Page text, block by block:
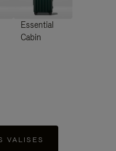
Essential
Cabin
VALISES